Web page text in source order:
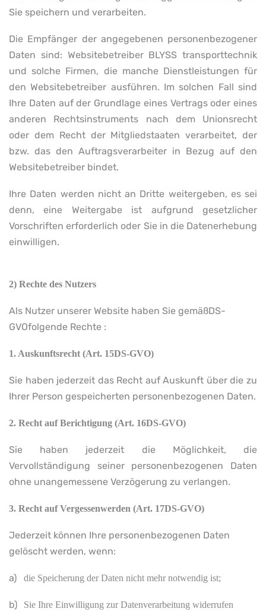
Sie speichern und verarbeiten.
Die Empfänger der angegebenen personenbezogener
Daten sind: Websitebetreiber BLYSS transporttechnik
und solche Firmen, die manche Dienstleistungen für
den Websitebetreiber ausführen. Im solchen Fall sind
Ihre Daten auf der Grundlage eines Vertrags oder eines
anderen Rechtsinstruments nach dem Unionsrecht
oder dem Recht der Mitgliedstaaten verarbeitet, der
bzw. das den Auftragsverarbeiter in Bezug auf den
Websitebetreiber bindet.
Ihre Daten werden nicht an Dritte weitergeben, es sei
denn, eine Weitergabe ist aufgrund gesetzlicher
Vorschriften erforderlich oder Sie in die Datenerhebung
einwilligen.
2) Rechte des Nutzers
Als Nutzer unserer Website haben Sie gemäßDS-
GVOfolgende Rechte :
1. Auskunftsrecht (Art. 15DS-GVO)
Sie haben jederzeit das Recht auf Auskunft über die zu
Ihrer Person gespeicherten personenbezogenen Daten.
2. Recht auf Berichtigung (Art. 16DS-GVO)
Sie haben jederzeit die Möglichkeit, die
Vervollständigung seiner personenbezogenen Daten
ohne unangemessene Verzögerung zu verlangen.
3. Recht auf Vergessenwerden (Art. 17DS-GVO)
Jederzeit können Ihre personenbezogenen Daten
gelöscht werden, wenn:
a) die Speicherung der Daten nicht mehr notwendig ist;
b)
Sie Ihre Einwilligung zur Datenverarbeitung widerrufen